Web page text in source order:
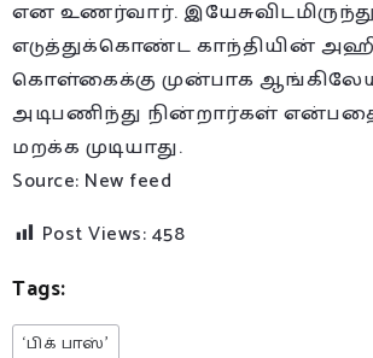
என உணர்வார். இயேசுவிடமிருந்து
எடுத்துக்கொண்ட காந்தியின்
கொள்கைக்கு முன்பாக
அடிபணிந்து நின்றார்கள்
மறக்க முடியாது.
Source: New feed
Post Views:458
Tags:
‘பிக் பாஸ்’